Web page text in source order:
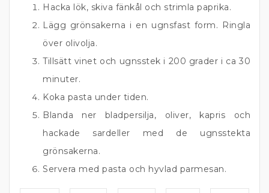
Hacka lök, skiva fänkål och strimla paprika.
Lägg grönsakerna i en ugnsfast form. Ringla
över olivolja.
Tillsätt vinet och ugnsstek i 200 grader i ca 30
minuter.
Koka pasta under tiden.
Blanda ner bladpersilja, oliver, kapris och
hackade sardeller med de ugnsstekta
grönsakerna.
Servera med pasta och hyvlad parmesan.